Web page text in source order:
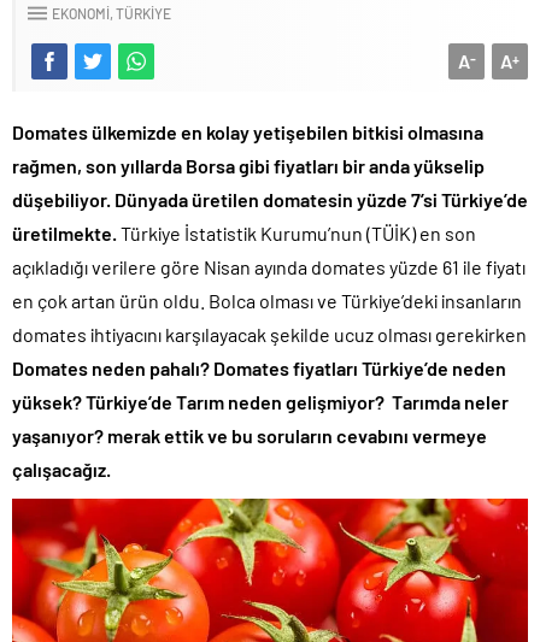
EKONOMI TÜRKIYE
A+
A-
Domates ülkemizde en kolay yetişebilen bitkisi olmasına
rağmen, son yıllarda Borsa gibi fiyatları bir anda yükselip
düşebiliyor. Dünyada üretilen domatesin yüzde 7’si Türkiye’de
üretilmekte. Türkiye İstatistik Kurumu’nun (TÜİK) en son
açıkladığı verilere göre Nisan ayında domates yüzde 61 ile fiyatı
en çok artan ürün oldu. Bolca olması ve Türkiye’deki insanların
domates ihtiyacını karşılayacak şekilde ucuz olması gerekirken
Domates neden pahalı? Domates fiyatları Türkiye’de neden
yüksek? Türkiye’de Tarım neden gelişmiyor? Tarımda neler
yaşanıyor? merak ettik ve bu soruların cevabını vermeye
çalışacağız.